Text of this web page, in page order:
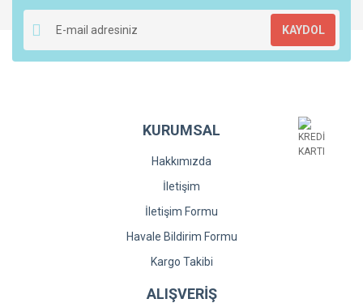
KAYDOL
KURUMSAL
Hakkımızda
İletişim
İletişim Formu
Havale Bildirim Formu
Kargo Takibi
ALIŞVERİŞ